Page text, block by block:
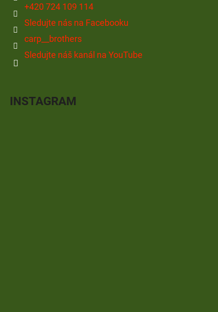
+420 724 109 114
Sledujte nás na Facebooku
carp__brothers
Sledujte náš kanál na YouTube
INSTAGRAM